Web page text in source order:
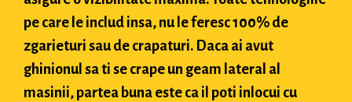
pe care le includ insa, nu le feresc 100% de
zgarieturi sau de crapaturi. Daca ai avut
ghinionul sa ti se crape un geam lateral al
masinii, partea buna este ca il poti inlocui cu